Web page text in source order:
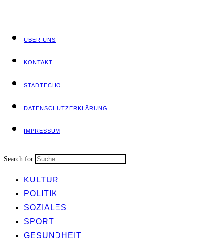
ÜBER UNS
KON­TAKT
STADT­ECHO
DATEN­SCHUTZ­ER­KLÄ­RUNG
IMPRES­SUM
Search for:
KUL­TUR
POLI­TIK
SOZIA­LES
SPORT
GESUND­HEIT